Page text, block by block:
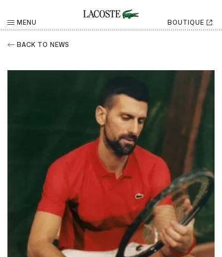
MENU BOUTIQUE
BACK TO NEWS
CHOISISSEZ VOTRE RÉSEAU SOCIAL
Partager
Twitter
Linkedin Partager
RETOUR